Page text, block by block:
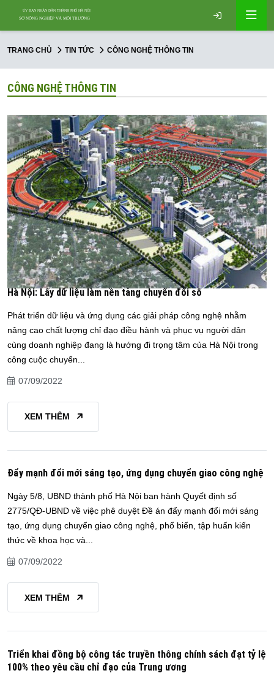
TRANG CHỦ TIN TỨC CÔNG NGHỆ THÔNG TIN
CÔNG NGHỆ THÔNG TIN
Hà Nội: Lấy dữ liệu làm nền tảng chuyển đổi số
Phát triển dữ liệu và ứng dụng các giải pháp công nghệ nhằm
nâng cao chất lượng chỉ đạo điều hành và phục vụ người dân
cùng doanh nghiệp đang là hướng đi trọng tâm của Hà Nội trong
công cuộc chuyển...
07/09/2022
XEM THÊM
Đẩy mạnh đổi mới sáng tạo, ứng dụng chuyển giao công nghệ
Ngày 5/8, UBND thành phố Hà Nội ban hành Quyết định số
2775/QĐ-UBND về việc phê duyệt Đề án đẩy mạnh đổi mới sáng
tạo, ứng dụng chuyển giao công nghệ, phổ biến, tập huấn kiến
thức về khoa học và...
07/09/2022
XEM THÊM
Triển khai đồng bộ công tác truyền thông chính sách đạt tỷ lệ
100% theo yêu cầu chỉ đạo của Trung ương